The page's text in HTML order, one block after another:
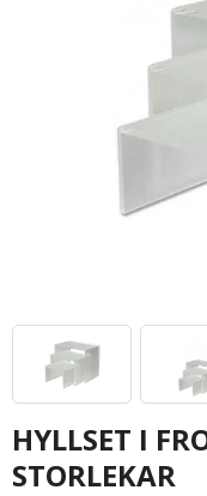
HYLLSET I
STORLEKAR